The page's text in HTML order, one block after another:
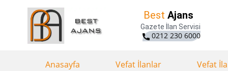
Best Ajans
Gazete İlan Servisi
0212 230 6000
Anasayfa Vefat İlanlar Vefat